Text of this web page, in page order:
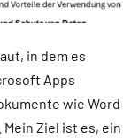
in dem es
Apps
wie
Ziel ist es, ein